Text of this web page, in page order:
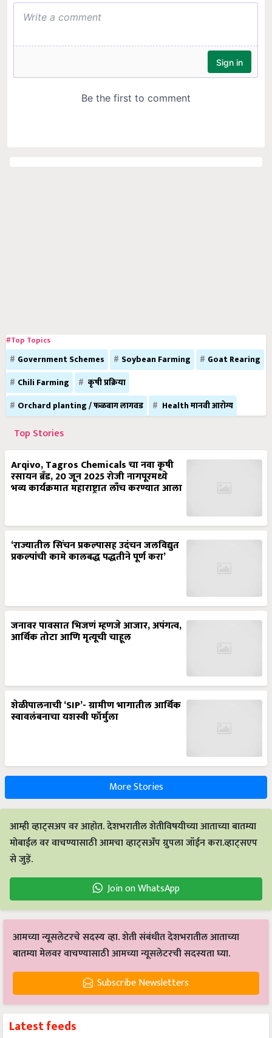
#Top Topics
Government Schemes Soybean Farming
Goat Rearing
Chili Farming
कृषी प्रक्रिया
Orchard planting / फळबाग लागवड
Health मानवी आरोग्य
Top Stories
Arqivo, Tagros Chemicals चा नवा कृषी
रसायन ब्रँड, 20 जून 2025 रोजी नागपूरमध्ये
भव्य कार्यक्रमात महाराष्ट्रात लाँच करण्यात आला
‘राज्यातील सिंचन प्रकल्पासह उदंचन जलविद्युत
प्रकल्पांची कामे कालबद्ध पद्धतीने पूर्ण करा’
जनावर पावसात भिजणं म्हणजे आजार, अपंगत्व,
आर्थिक तोटा आणि मृत्यूची चाहूल
शेळीपालनाची ‘SIP’- ग्रामीण भागातील आर्थिक
स्वावलंबनाचा यशस्वी फॉर्मुला
More Stories
आम्ही व्हाट्सअप वर आहोत. देशभरातील शेतीविषयीच्या आताच्या बातम्या
मोबाईल वर वाचण्यासाठी आमचा व्हाट्सअँप ग्रुपला जॉईन करा.व्हाट्सएप
से जुड़ें.
Join on WhatsApp
आमच्या न्यूसलेटरचे सदस्य व्हा. शेती संबंधीत देशभरातील आताच्या
बातम्या मेलवर वाचण्यासाठी आमच्या न्यूसलेटरची सदस्यता घ्या.
Subscribe Newsletters
Latest feeds